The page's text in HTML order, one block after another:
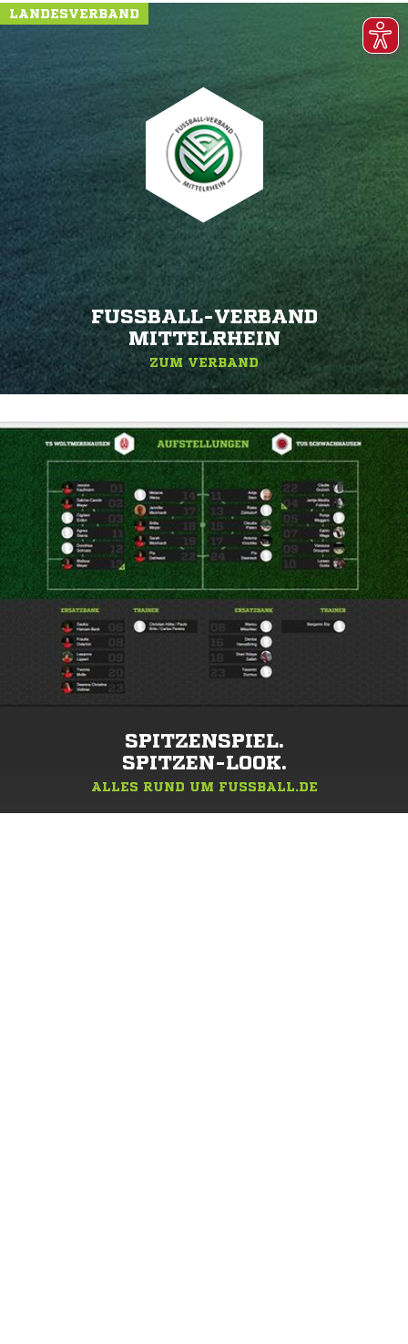
LANDESVERBAND
FUSSBALL-VERBAND M
ITTELRHEIN
ZUM VERBAND
SPITZENSPIEL.
SPITZEN-LOOK.
ALLES RUND UM FUSSBALL.DE